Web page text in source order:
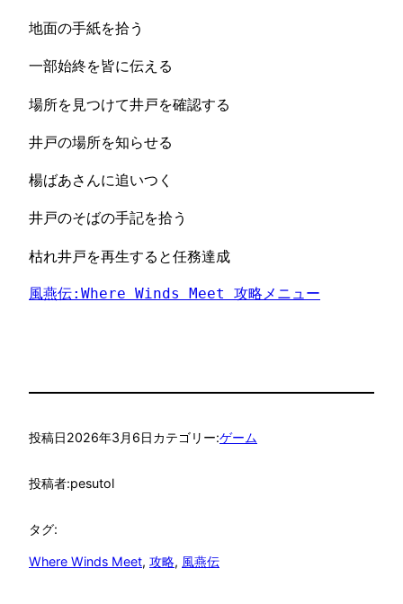
地面の手紙を拾う
一部始終を皆に伝える
場所を見つけて井戸を確認する
井戸の場所を知らせる
楊ばあさんに追いつく
井戸のそばの手記を拾う
枯れ井戸を再生すると任務達成
風燕伝:Where Winds Meet 攻略メニュー
投稿日2026年3月6日カテゴリー:ゲーム
投稿者:pesutol
タグ:
Where Winds Meet, 攻略, 風燕伝